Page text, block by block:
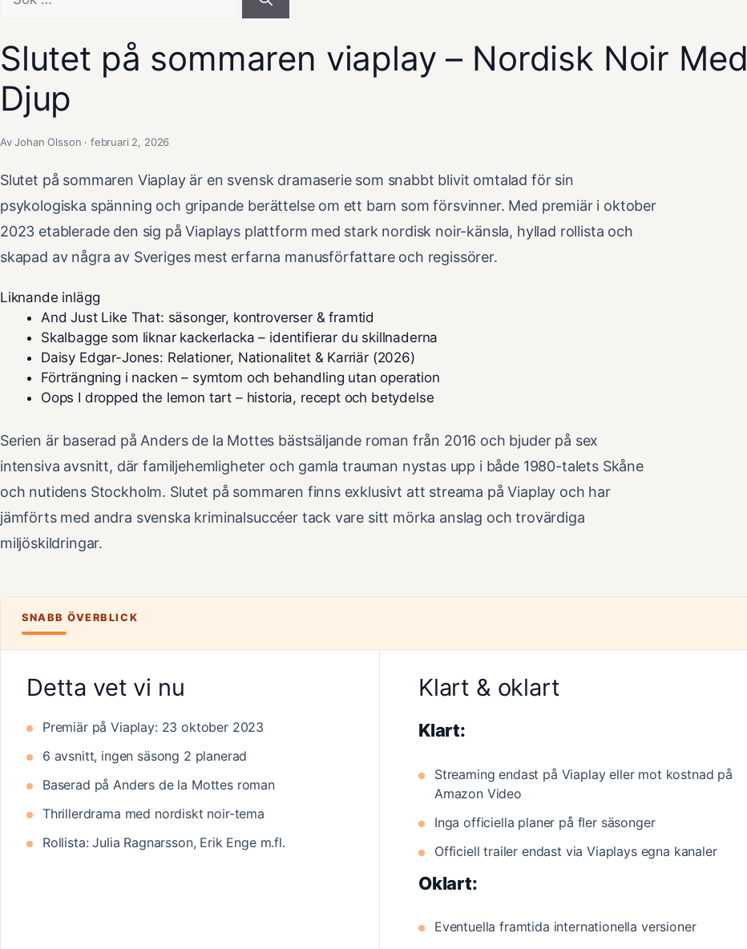
efter:
Slutet på sommaren viaplay – Nordisk Noir Med
Djup
Av Johan Olsson · februari 2, 2026
Slutet på sommaren Viaplay är en svensk dramaserie som snabbt blivit omtalad för sin
psykologiska spänning och gripande berättelse om ett barn som försvinner. Med premiär i oktober
2023 etablerade den sig på Viaplays plattform med stark nordisk noir-känsla, hyllad rollista och
skapad av några av Sveriges mest erfarna manusförfattare och regissörer.
Liknande inlägg
And Just Like That: säsonger, kontroverser & framtid
Skalbagge som liknar kackerlacka – identifierar du skillnaderna
Daisy Edgar-Jones: Relationer, Nationalitet & Karriär (2026)
Förträngning i nacken – symtom och behandling utan operation
Oops I dropped the lemon tart – historia, recept och betydelse
Serien är baserad på Anders de la Mottes bästsäljande roman från 2016 och bjuder på sex
intensiva avsnitt, där familjehemligheter och gamla trauman nystas upp i både 1980-talets Skåne
och nutidens Stockholm. Slutet på sommaren finns exklusivt att streama på Viaplay och har
jämförts med andra svenska kriminalsuccéer tack vare sitt mörka anslag och trovärdiga
miljöskildringar.
SNABB ÖVERBLICK
Detta vet vi nu
Premiär på Viaplay: 23 oktober 2023
6 avsnitt, ingen säsong 2 planerad
Baserad på Anders de la Mottes roman
Thrillerdrama med nordiskt noir-tema
Rollista: Julia Ragnarsson, Erik Enge m.fl.
Klart & oklart
Klart:
Streaming endast på Viaplay eller mot kostnad på
Amazon Video
Inga officiella planer på fler säsonger
Officiell trailer endast via Viaplays egna kanaler
Oklart:
Eventuella framtida internationella versioner